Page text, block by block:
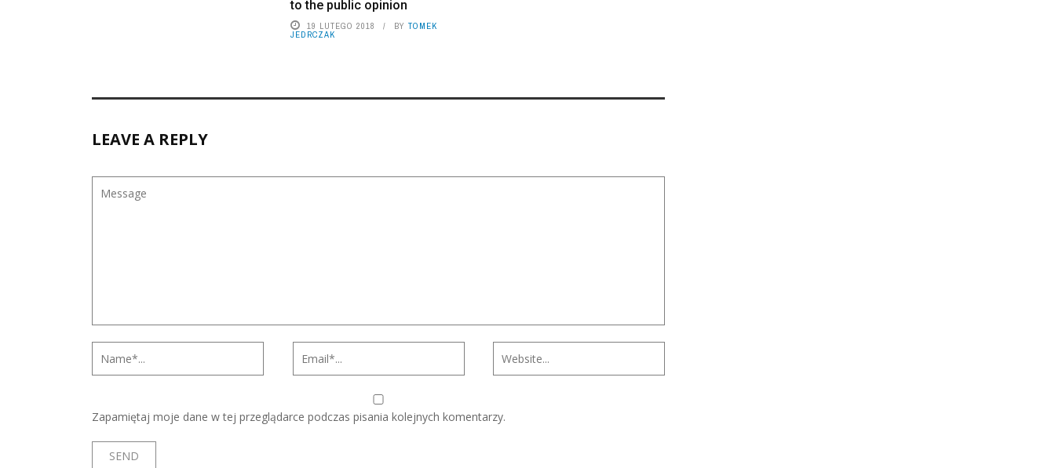
to the public opinion
19 LUTEGO 2018 BYTOMEK
JEDRCZAK
LEAVE A REPLY
Zapamiętaj moje dane w tej przeglądarce podczas pisania kolejnych komentarzy.